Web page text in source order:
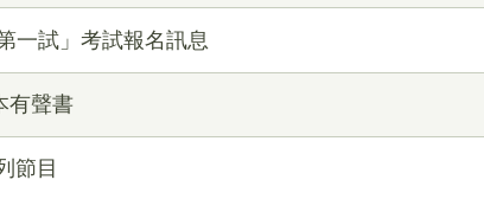
一試」考試報名訊息
有聲書
節目